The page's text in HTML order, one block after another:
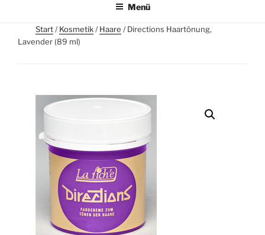
Menü
Start/Kosmetik/Haare / Directions Haartönung,
Lavender (89 ml)